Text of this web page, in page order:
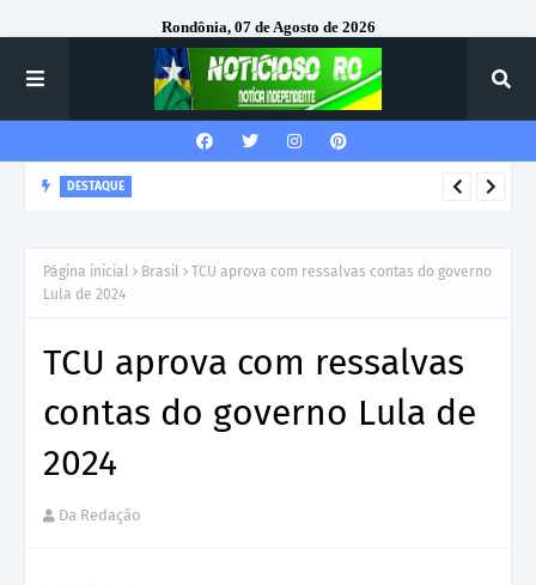
Rondônia, 07 de Agosto de 2026
DESTAQUE
Página inicial Brasil
TCU aprova com ressalvas contas do governo
Lula de 2024
TCU aprova com ressalvas
contas do governo Lula de
2024
Da Redação